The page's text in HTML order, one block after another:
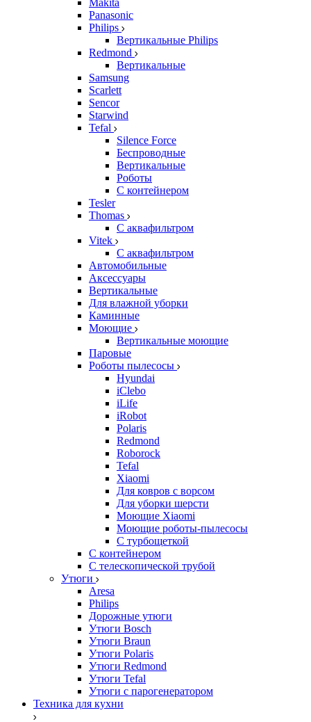
Makita
Panasonic
Philips
Вертикальные Philips
Redmond
Вертикальные
Samsung
Scarlett
Sencor
Starwind
Tefal
Silence Force
Беспроводные
Вертикальные
Роботы
С контейнером
Tesler
Thomas
С аквафильтром
Vitek
С аквафильтром
Автомобильные
Аксессуары
Вертикальные
Для влажной уборки
Каминные
Моющие
Вертикальные моющие
Паровые
Роботы пылесосы
Hyundai
iClebo
iLife
iRobot
Polaris
Redmond
Roborock
Tefal
Xiaomi
Для ковров с ворсом
Для уборки шерсти
Моющие Xiaomi
Моющие роботы-пылесосы
С турбощеткой
С контейнером
С телескопической трубой
Утюги
Aresa
Philips
Дорожные утюги
Утюги Bosch
Утюги Braun
Утюги Polaris
Утюги Redmond
Утюги Tefal
Утюги с парогенератором
Техника для кухни